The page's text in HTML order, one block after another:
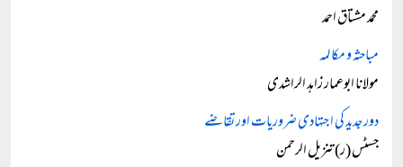
محمد مشتاق احمد
مباحثہ و مکالمہ
مولانا ابوعمار زاہد الراشدی
دور جدید کی اجتہادی ضروریات اور تقاضے
جسٹس (ر) تنزیل الرحمن